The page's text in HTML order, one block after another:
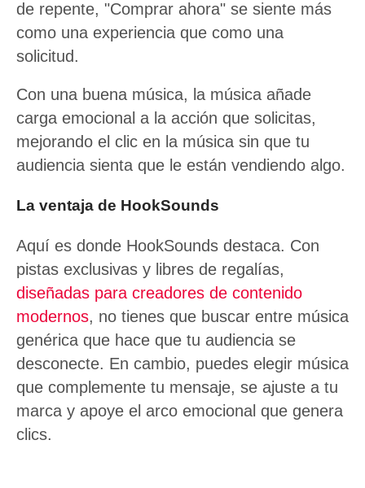
de repente, "Comprar ahora" se siente más
como una experiencia que como una
solicitud.
Con una buena música, la música añade
carga emocional a la acción que solicitas,
mejorando el clic en la música sin que tu
audiencia sienta que le están vendiendo algo.
La ventaja de HookSounds
Aquí es donde HookSounds destaca. Con
pistas exclusivas y libres de regalías,
diseñadas para creadores de contenido
modernos, no tienes que buscar entre música
genérica que hace que tu audiencia se
desconecte. En cambio, puedes elegir música
que complemente tu mensaje, se ajuste a tu
marca y apoye el arco emocional que genera
clics.